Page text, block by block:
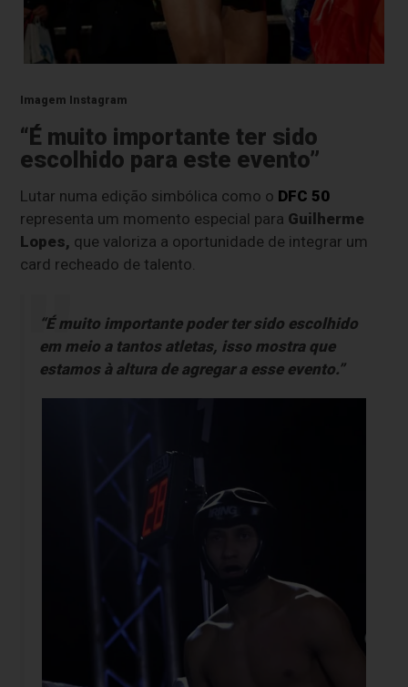
Imagem Instagram
“É muito importante ter sido
escolhido para este evento”
Lutar numa edição simbólica como o DFC 50
representa um momento especial para Guilherme
Lopes, que valoriza a oportunidade de integrar um
card recheado de talento.
“É muito importante poder ter sido escolhido
em meio a tantos atletas, isso mostra que
estamos à altura de agregar a esse evento.”